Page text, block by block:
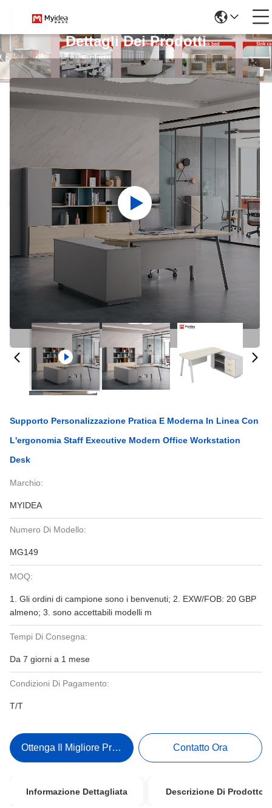
Dettagli Dei Prodotti
Supporto Personalizzazione Pratica E Moderna In Linea Con
L'ergonomia Staff Executive Modern Office Workstation
Desk
Marchio:
MYIDEA
Numero Di Modello:
MG149
MOQ:
1. Gli ordini di campione sono i benvenuti; 2. EXW/FOB: 20 GBP
almeno; 3. sono accettabili modelli m
Tempi Di Consegna:
Da 7 giorni a 1 mese
Condizioni Di Pagamento:
T/T
Ottenga Il Migliore Prezzo Contatto Ora
Informazione Dettagliata Descrizione Di Prodotto